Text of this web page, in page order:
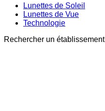
Lunettes de Soleil
Lunettes de Vue
Technologie
Rechercher un établissement